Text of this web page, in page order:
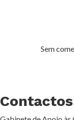
Sem
Contactos